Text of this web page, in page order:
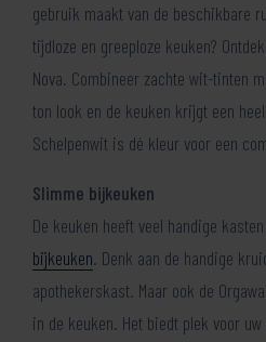
gebruik maakt van de beschikbare
tijdloze en greeploze keuken?
Nova. Combineer zachte wit-tinten
ton look en de keuken krijgt een
Schelpenwit is dé kleur voor een
Slimme bijkeuken
De keuken heeft veel handige
bijkeuken. Denk aan de handige
apothekerskast. Maar ook de
in de keuken. Het biedt plek voor